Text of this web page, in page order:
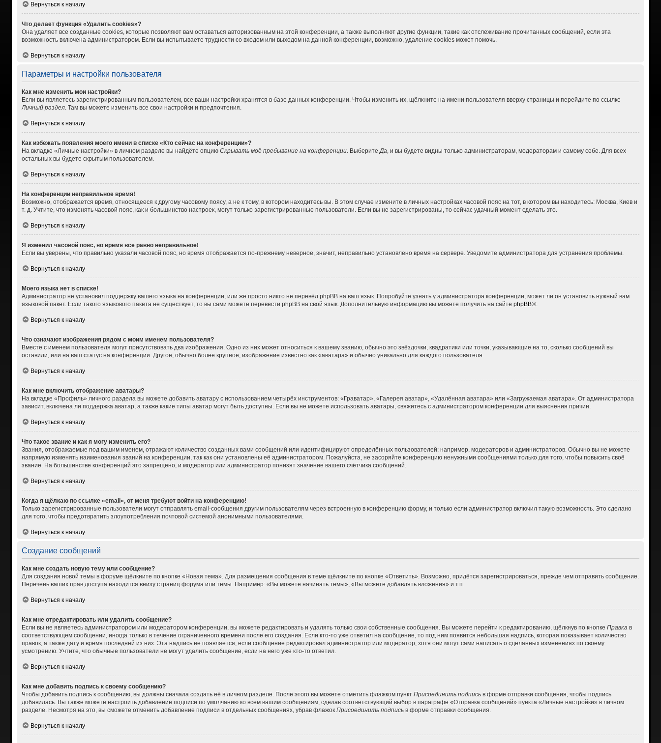
Вернуться к началу
Что делает функция «Удалить cookies»?
Она удаляет все созданные cookies, которые позволяют вам оставаться авторизованным на этой конференции, а также выполняют другие функции, такие как отслеживание прочитанных сообщений, если эта
возможность включена администратором. Если вы испытываете трудности со входом или выходом на данной конференции, возможно, удаление cookies может помочь.
Вернуться к началу
Параметры и настройки пользователя
Как мне изменить мои настройки?
Если вы являетесь зарегистрированным пользователем, все ваши настройки хранятся в базе данных конференции. Чтобы изменить их, щёлкните на имени пользователя вверху страницы и перейдите по ссылке
Личный раздел. Там вы можете изменить все свои настройки и предпочтения.
Вернуться к началу
Как избежать появления моего имени в списке «Кто сейчас на конференции»?
На вкладке «Личные настройки» в личном разделе вы найдёте опцию Скрывать моё пребывание на конференции. Выберите Да , и вы будете видны только администраторам, модераторам и самому себе. Для всех
остальных вы будете скрытым пользователем.
Вернуться к началу
На конференции неправильное время!
Возможно, отображается время, относящееся к другому часовому поясу, а не к тому, в котором находитесь вы. В этом случае измените в личных настройках часовой пояс на тот, в котором вы находитесь: Москва, Киев и
т. д. Учтите, что изменять часовой пояс, как и большинство настроек, могут только зарегистрированные пользователи. Если вы не зарегистрированы, то сейчас удачный момент сделать это.
Вернуться к началу
Я изменил часовой пояс, но время всё равно неправильное!
Если вы уверены, что правильно указали часовой пояс, но время отображается по-прежнему неверное, значит, неправильно установлено время на сервере. Уведомите администратора для устранения проблемы.
Вернуться к началу
Моего языка нет в списке!
Администратор не установил поддержку вашего языка на конференции, или же просто никто не перевёл phpBB на ваш язык. Попробуйте узнать у администратора конференции, может ли он установить нужный вам
языковой пакет. Если такого языкового пакета не существует, то вы сами можете перевести phpBB на свой язык. Дополнительную информацию вы можете получить на сайте phpBB®.
Вернуться к началу
Что означают изображения рядом с моим именем пользователя?
Вместе с именем пользователя могут присутствовать два изображения. Одно из них может относиться к вашему званию, обычно это звёздочки, квадратики или точки, указывающие на то, сколько сообщений вы
оставили, или на ваш статус на конференции. Другое, обычно более крупное, изображение известно как «аватара» и обычно уникально для каждого пользователя.
Вернуться к началу
Как мне включить отображение аватары?
На вкладке «Профиль» личного раздела вы можете добавить аватару с использованием четырёх инструментов: «Граватар», «Галерея аватар», «Удалённая аватара» или «Загружаемая аватара». От администратора
зависит, включена ли поддержка аватар, а также какие типы аватар могут быть доступны. Если вы не можете использовать аватары, свяжитесь с администратором конференции для выяснения причин.
Вернуться к началу
Что такое звание и как я могу изменить его?
Звания, отображаемые под вашим именем, отражают количество созданных вами сообщений или идентифицируют определённых пользователей: например, модераторов и администраторов. Обычно вы не можете
напрямую изменять наименования званий на конференции, так как они установлены её администратором. Пожалуйста, не засоряйте конференцию ненужными сообщениями только для того, чтобы повысить своё
звание. На большинстве конференций это запрещено, и модератор или администратор понизят значение вашего счётчика сообщений.
Вернуться к началу
Когда я щёлкаю по ссылке «email», от меня требуют войти на конференцию!
Только зарегистрированные пользователи могут отправлять email-сообщения другим пользователям через встроенную в конференцию форму, и только если администратор включил такую возможность. Это сделано
для того, чтобы предотвратить злоупотребления почтовой системой анонимными пользователями.
Вернуться к началу
Создание сообщений
Как мне создать новую тему или сообщение?
Для создания новой темы в форуме щёлкните по кнопке «Новая тема». Для размещения сообщения в теме щёлкните по кнопке «Ответить». Возможно, придётся зарегистрироваться, прежде чем отправить сообщение.
Перечень ваших прав доступа находится внизу страниц форума или темы. Например: «Вы можете начинать темы», «Вы можете добавлять вложения» и т.п.
Вернуться к началу
Как мне отредактировать или удалить сообщение?
Если вы не являетесь администратором или модератором конференции, вы можете редактировать и удалять только свои собственные сообщения. Вы можете перейти к редактированию, щёлкнув по кнопке Правка в
соответствующем сообщении, иногда только в течение ограниченного времени после его создания. Если кто-то уже ответил на сообщение, то под ним появится небольшая надпись, которая показывает количество
правок, а также дату и время последней из них. Эта надпись не появляется, если сообщение редактировал администратор или модератор, хотя они могут сами написать о сделанных изменениях по своему
усмотрению. Учтите, что обычные пользователи не могут удалить сообщение, если на него уже кто-то ответил.
Вернуться к началу
Как мне добавить подпись к своему сообщению?
Чтобы добавить подпись к сообщению, вы должны сначала создать её в личном разделе. После этого вы можете отметить флажком пункт Присоединить подписьв форме отправки сообщения, чтобы подпись
добавилась. Вы также можете настроить добавление подписи по умолчанию ко всем вашим сообщениям, сделав соответствующий выбор в параграфе «Отправка сообщений» пункта «Личные настройки» в личном
разделе. Несмотря на это, вы сможете отменить добавление подписи в отдельных сообщениях, убрав флажок Присоединить подписьв форме отправки сообщения.
Вернуться к началу